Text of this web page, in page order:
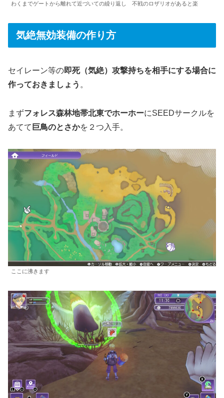
わくまでゲートから離れて近づいての繰り返し 不戦のロザリオがあると楽
気絶無効装備の作り方
セイレーン等の即死（気絶）攻撃持ちを相手にする場合に
作っておきましょう 。
まずフォレス森林地帯北東でホーホーにSEEDサークルを
あてて 巨鳥のとさかを２つ入手。
ここに沸きます